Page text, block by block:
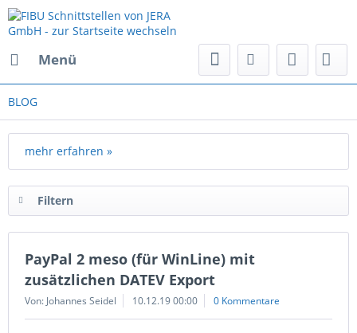
Menü
BLOG
mehr erfahren »
Filtern
PayPal 2 meso (für WinLine) mit
zusätzlichen DATEV Export
Von: Johannes Seidel 10.12.19 00:00 0 Kommentare